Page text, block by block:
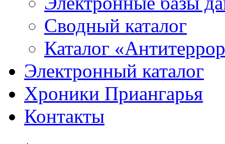
Сводный каталог
Каталог
Электронный каталог
Хроники Приангарья
Контакты